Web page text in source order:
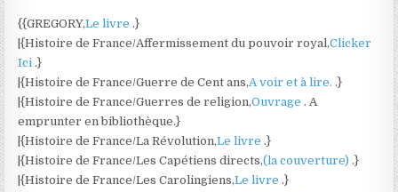
{{GREGORY,Le livre.}
|{Histoire de France/Affermissement du pouvoir royal,Clicker
Ici.}
|{Histoire de France/Guerre de Cent ans,A voir et à lire..}
|{Histoire de France/Guerres de religion,Ouvrage. A
emprunter en bibliothèque.}
|{Histoire de France/La Révolution,Le livre.}
|{Histoire de France/Les Capétiens directs,(la couverture).}
|{Histoire de France/Les Carolingiens,Le livre.}